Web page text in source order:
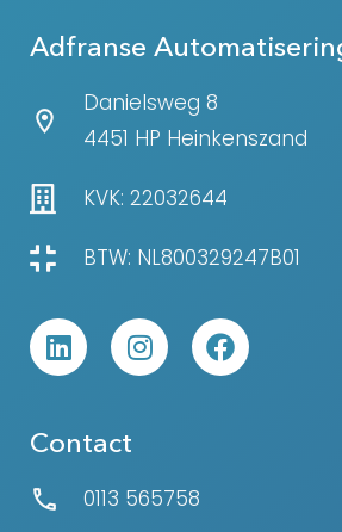
Adfranse
Danielsweg 8
4451 HP Heinkenszand
KVK: 22032644
BTW: NL800329247B01
Contact
0113 565758